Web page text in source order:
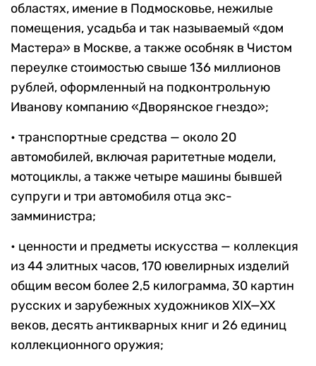
областях, имение в Подмосковье, нежилые
помещения, усадьба и так называемый «дом
Мастера» в Москве, а также особняк в Чистом
переулке стоимостью свыше 136 миллионов
рублей, оформленный на подконтрольную
Иванову компанию «Дворянское гнездо»;
• транспортные средства — около 20
автомобилей, включая раритетные модели,
мотоциклы, а также четыре машины бывшей
супруги и три автомобиля отца экс-
замминистра;
• ценности и предметы искусства — коллекция
из 44 элитных часов, 170 ювелирных изделий
общим весом более 2,5 килограмма, 30 картин
русских и зарубежных художников XIX—XX
веков, десять антикварных книг и 26 единиц
коллекционного оружия;